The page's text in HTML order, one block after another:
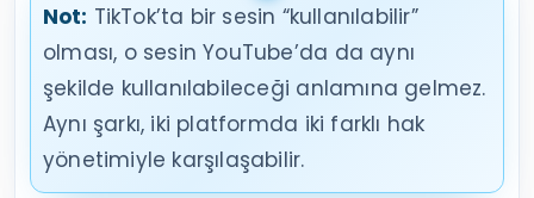
Not: TikTok’ta bir sesin “kullanılabilir”
olması, o sesin YouTube’da da aynı
şekilde kullanılabileceği anlamına gelmez.
Aynı şarkı, iki platformda iki farklı hak
yönetimiyle karşılaşabilir.